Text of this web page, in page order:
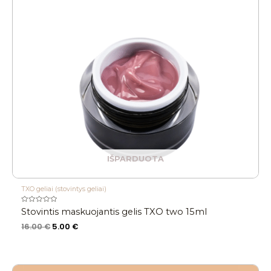
IŠPARDUOTA
TXO geliai (stovintys geliai)
Įvertinimas:
0
5
Stovintis maskuojantis gelis TXO two 15ml
16.00€ 5.00 €
Price